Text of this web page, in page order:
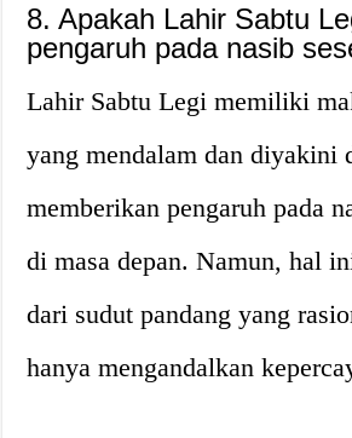
8. Apakah Lahir Sabtu
pengaruh pada nasib
Lahir Sabtu Legi memiliki
yang mendalam dan diyakini
memberikan pengaruh pada
di masa depan. Namun, hal
dari sudut pandang yang
hanya mengandalkan